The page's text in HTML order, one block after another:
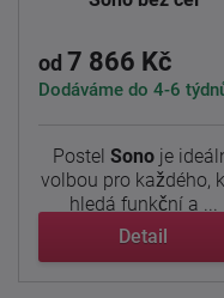
od 7 866 Kč
Dodáváme do 4-6
Postel Sonoje
volbou pro každého,
hledá funkční a ...
Detail